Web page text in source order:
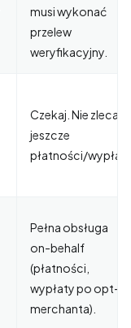
musi wykonać
przelew
weryfikacyjny.
Czekaj. Nie zlecaj
jeszcze
płatności/wypłat.
Pełna obsługa
on-behalf
(płatności,
wypłaty po opt-in
merchanta).